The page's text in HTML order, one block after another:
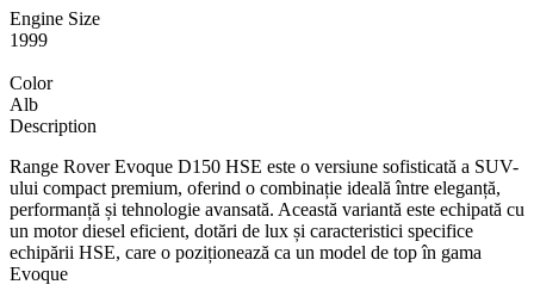
Engine Size
1999
Color
Alb
Description
Range Rover Evoque D150 HSE este o versiune sofisticată a SUV-
ului compact premium, oferind o combinație ideală între eleganță,
performanță și tehnologie avansată. Această variantă este echipată cu
un motor diesel eficient, dotări de lux și caracteristici specifice
echipării HSE, care o poziționează ca un model de top în gama
Evoque